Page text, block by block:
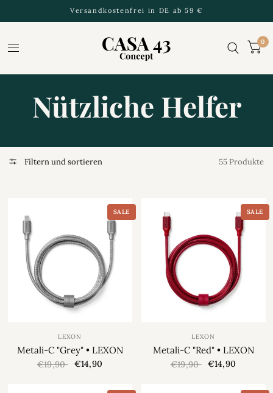
Versandkostenfrei in DE ab 59 €
0
Nützliche Helfer
Filtern und sortieren 55 Produkte
SALE
LEXON
Metali-C "Grey" • LEXON
€19,90 €14,90
SALE
LEXON
Metali-C "Red" • LEXON
€19,90 €14,90